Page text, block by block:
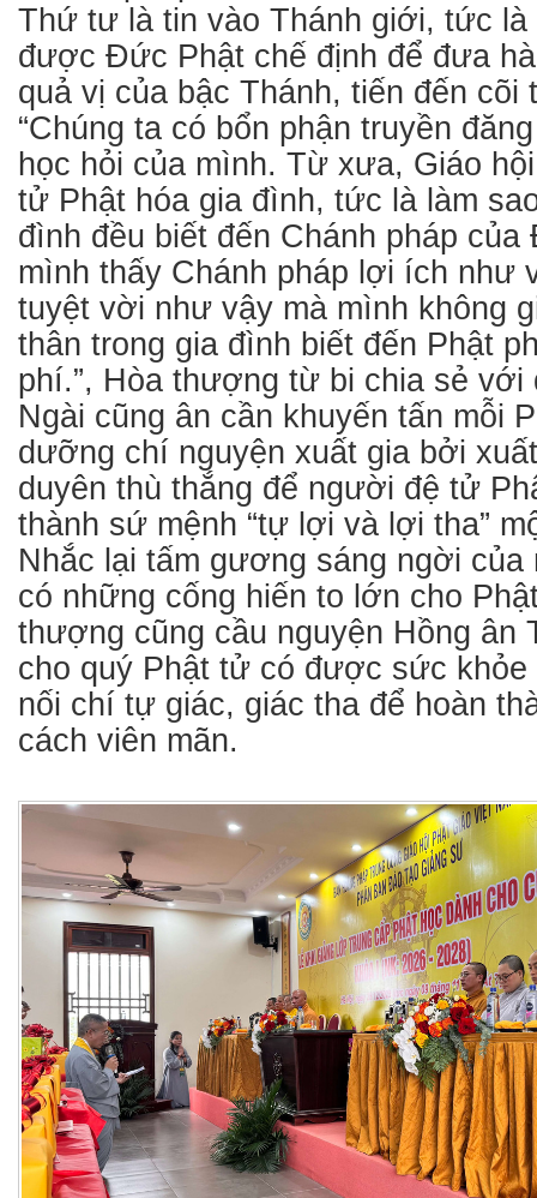
Thứ tư là tin vào Thánh giới, tức
được Đức Phật chế định để đưa
quả vị của bậc Thánh, tiến đến cõi
“Chúng ta có bổn phận truyền
học hỏi của mình. Từ xưa, Giáo
tử Phật hóa gia đình, tức là làm
đình đều biết đến Chánh pháp
mình thấy Chánh pháp lợi ích như
tuyệt vời như vậy mà mình không
thân trong gia đình biết đến Phật
phí.”, Hòa thượng từ bi chia sẻ với
Ngài cũng ân cần khuyến tấn mỗi
dưỡng chí nguyện xuất gia bởi
duyên thù thắng để người đệ tử
thành sứ mệnh “tự lợi và lợi tha”
Nhắc lại tấm gương sáng ngời
có những cống hiến to lớn cho
thượng cũng cầu nguyện Hồng ân
cho quý Phật tử có được sức khỏe
nối chí tự giác, giác tha để hoàn
cách viên mãn.